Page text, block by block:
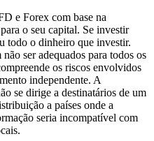
e Forex com base na
o seu capital. Se investir
todo o dinheiro que investir.
ser adequados para todos os
os riscos envolvidos
independente. A
se dirige a destinatários de um
a países onde a
seria incompatível com